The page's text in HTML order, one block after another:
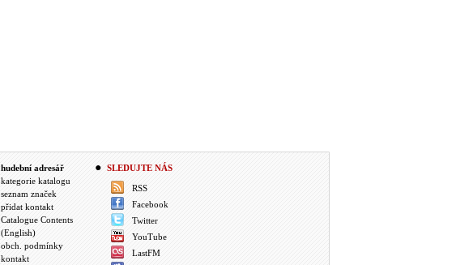
hudební adresář
kategorie katalogu
seznam značek
přidat kontakt
Catalogue Contents
(English)
obch. podmínky
kontakt
SLEDUJTE NÁS
RSS
Facebook
Twitter
YouTube
LastFM